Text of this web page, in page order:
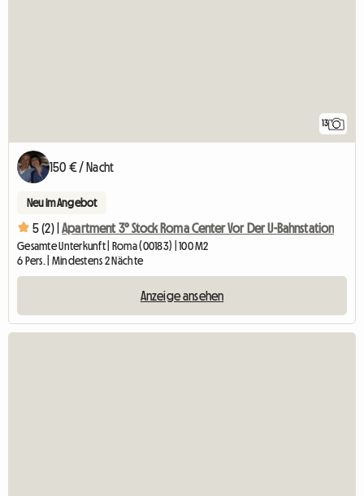
13
150 € / Nacht
Neu im Angebot
5 (2) | Apartment 3° Stock Roma Center Vor Der U-Bahnstation
Gesamte Unterkunft | Roma (00183) | 100 M2
6 Pers. | Mindestens 2 Nächte
Anzeige ansehen